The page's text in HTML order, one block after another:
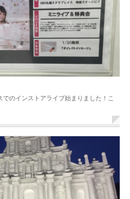
のインストアライブ始まりました！こ